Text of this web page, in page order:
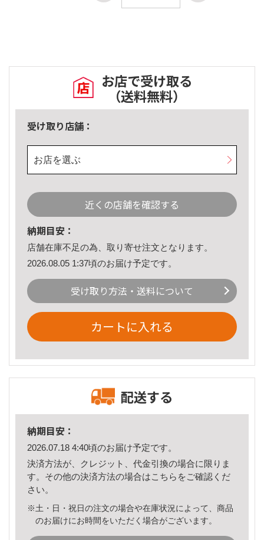
お店で受け取る
（送料無料）
受け取り店舗：
お店を選ぶ
近くの店舗を確認する
納期目安：
店舗在庫不足の為、取り寄せ注文となります。
2026.08.05 1:37頃のお届け予定です。
受け取り方法・送料について
カートに入れる
配送する
納期目安：
2026.07.18 4:40頃のお届け予定です。
決済方法が、クレジット、代金引換の場合に限りま
す。その他の決済方法の場合はこちら をご確認くだ
さい。
※土・日・祝日の注文の場合や在庫状況によって、商品
のお届けにお時間をいただく場合がございます。